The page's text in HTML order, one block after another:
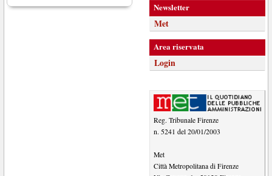
Newsletter
Met
Area riservata
Login
Reg. Tribunale Firenze
n. 5241 del 20/01/2003
Met
Città Metropolitana di Firenze